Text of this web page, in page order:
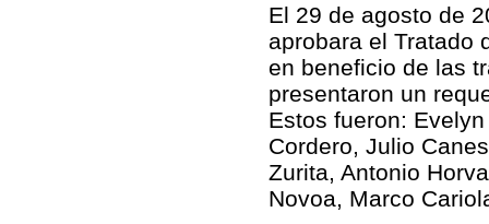
El 29 de agosto de
aprobara el Tratado
en beneficio de las
presentaron un
Estos fueron:
Cordero, Julio
Zurita, Antonio
Novoa, Marco